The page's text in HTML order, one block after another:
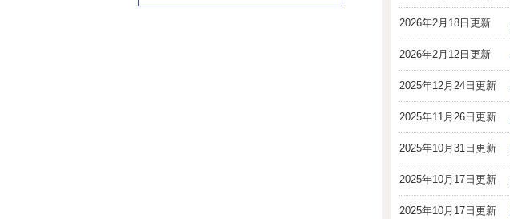
2026年2月18日更新
2026年2月12日更新
2025年12月24日更新
2025年11月26日更新
2025年10月31日更新
2025年10月17日更新
2025年10月17日更新